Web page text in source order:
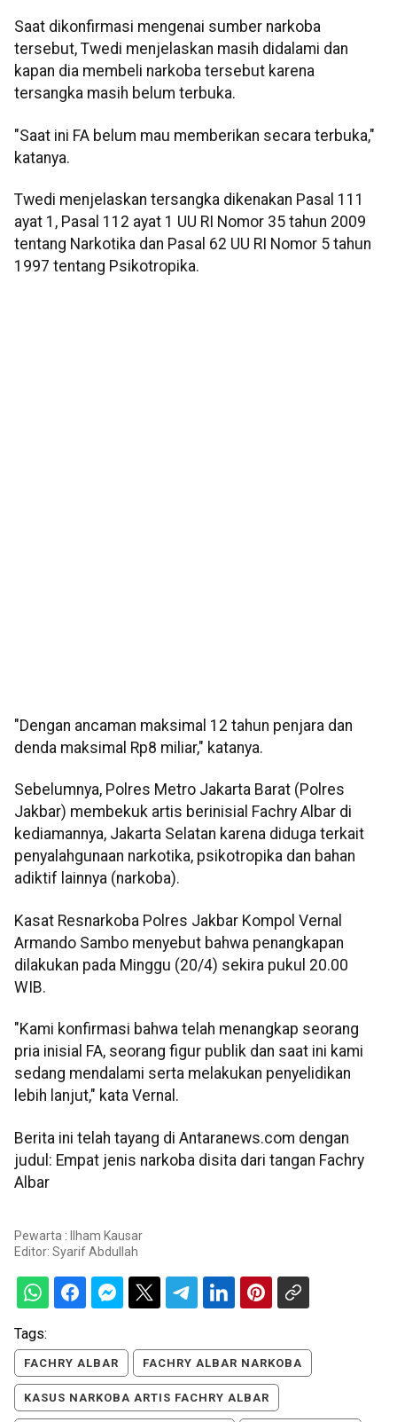
Saat dikonfirmasi mengenai sumber narkoba
tersebut, Twedi menjelaskan masih didalami dan
kapan dia membeli narkoba tersebut karena
tersangka masih belum terbuka.
"Saat ini FA belum mau memberikan secara terbuka,"
katanya.
Twedi menjelaskan tersangka dikenakan Pasal 111
ayat 1, Pasal 112 ayat 1 UU RI Nomor 35 tahun 2009
tentang Narkotika dan Pasal 62 UU RI Nomor 5 tahun
1997 tentang Psikotropika.
"Dengan ancaman maksimal 12 tahun penjara dan
denda maksimal Rp8 miliar," katanya.
Sebelumnya, Polres Metro Jakarta Barat (Polres
Jakbar) membekuk artis berinisial Fachry Albar di
kediamannya, Jakarta Selatan karena diduga terkait
penyalahgunaan narkotika, psikotropika dan bahan
adiktif lainnya (narkoba).
Kasat Resnarkoba Polres Jakbar Kompol Vernal
Armando Sambo menyebut bahwa penangkapan
dilakukan pada Minggu (20/4) sekira pukul 20.00
WIB.
"Kami konfirmasi bahwa telah menangkap seorang
pria inisial FA, seorang figur publik dan saat ini kami
sedang mendalami serta melakukan penyelidikan
lebih lanjut," kata Vernal.
Berita ini telah tayang di Antaranews.com dengan
judul: Empat jenis narkoba disita dari tangan Fachry
Albar
Pewarta : Ilham Kausar
Editor: Syarif Abdullah
Tags:
FACHRY ALBAR FACHRY ALBAR NARKOBA
KASUS NARKOBA ARTIS FACHRY ALBAR